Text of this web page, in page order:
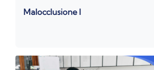
Malocclusione I